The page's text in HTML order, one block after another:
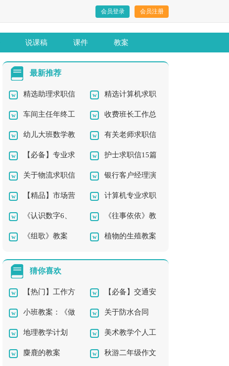
会员登录 会员注册
说课稿 课件 教案
最新推荐
精选助理求职信
四篇
精选计算机求职
信8篇
车间主任年终工
作总结
收费班长工作总
结
幼儿大班数学教
案《排队》
有关老师求职信
【必备】专业求
职信集合4篇
护士求职信15篇
关于物流求职信
锦集10篇
银行客户经理演
讲稿
【精品】市场营
销求职信3篇
计算机专业求职
信
《认识数字6、
7》中班教案
《往事依依》教
案
《组歌》教案 植物的生殖教案
猜你喜欢
【热门】工作方
案模板集锦6篇
【必备】交通安
全的演讲稿3篇
小班教案：《做
客》
关于防水合同
地理教学计划 美术教学个人工
作总结
麋鹿的教案 秋游二年级作文